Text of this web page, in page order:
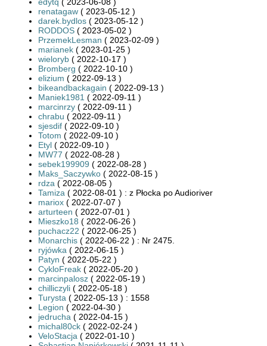
renatagaw ( 2023-05-12 )
darek.bydlos ( 2023-05-12 )
RODDOS ( 2023-05-02 )
PrzemekLesman ( 2023-02-09 )
marianek ( 2023-01-25 )
wieloryb ( 2022-10-17 )
Bromberg ( 2022-10-10 )
elizium ( 2022-09-13 )
bikeandbackagain ( 2022-09-13 )
Maniek1981 ( 2022-09-11 )
marcinrzy ( 2022-09-11 )
chrabu ( 2022-09-11 )
sjesdif ( 2022-09-10 )
Totom ( 2022-09-10 )
Etyl ( 2022-09-10 )
MW77 ( 2022-08-28 )
sebek199909 ( 2022-08-28 )
Maks_Saczywko ( 2022-08-15 )
rdza ( 2022-08-05 )
Tamiza ( 2022-08-01 ) : z Płocka po Audioriver
mariox ( 2022-07-07 )
arturteen ( 2022-07-01 )
Mieszko18 ( 2022-06-26 )
puchacz22 ( 2022-06-25 )
Monarchis ( 2022-06-22 ) : Nr 2475.
ryjówka ( 2022-06-15 )
Patyn ( 2022-05-22 )
CykloFreak ( 2022-05-20 )
marcinpalosz ( 2022-05-19 )
chilliczyli ( 2022-05-18 )
Turysta ( 2022-05-13 ) : 1558
Legion ( 2022-04-30 )
jedrucha ( 2022-04-15 )
michal80ck ( 2022-02-24 )
VeloStacja ( 2022-01-10 )